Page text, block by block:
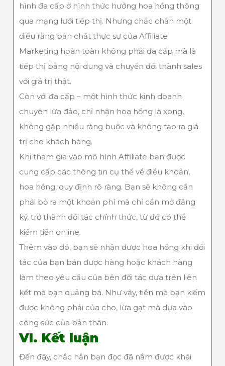
hình đa cấp ở hình thức hưởng hoa hồng thông
qua mạng lưới tiếp thị. Nhưng chắc chắn một
điều rằng bản chất thực sự của Affiliate
Marketing hoàn toàn không phải đa cấp mà là
tiếp thị bằng nội dung và chuyển đổi thành sales
với giá trị thật.
Còn với đa cấp – một hình thức kinh doanh
chuyên lừa đảo, chỉ nhận hoa hồng là xong,
không gặp nhiều ràng buộc và không tạo ra giá
trị cho khách hàng.
Khi tham gia vào mô hình Affiliate bạn được
cung cấp các thông tin cụ thể về điều khoản,
hoa hồng, quy định rõ ràng. Bạn sẽ không cần
phải bỏ ra một khoản phí mà chỉ cần mở đăng
ký, trở thành đối tác chính thức, từ đó có thể
kiếm tiền online.
Thêm vào đó, bạn sẽ nhận được hoa hồng khi đối
tác của bạn bán được hàng hoặc khách hàng
làm theo yêu cầu của bên đối tác dựa trên liên
kết mà bạn quảng bá. Như vậy, tiền mà bạn kiếm
được không phải của cho, lừa gạt mà dựa vào
công sức của bản thân.
VI. Kết luận
Đến đây, chắc hẳn bạn đọc đã nắm được khái